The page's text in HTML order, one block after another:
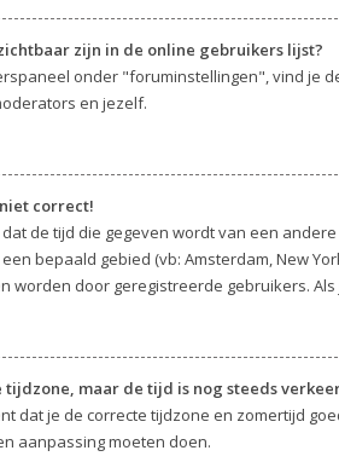
zijn in de online gebruikers lijst?
onder "foruminstellingen", vind je
en jezelf.
correct!
de tijd die gegeven wordt van een
bepaald gebied (vb: Amsterdam, New
worden door geregistreerde gebruikers.
maar de tijd is nog steeds
dat je de correcte tijdzone en zomertijd
aanpassing moeten doen.